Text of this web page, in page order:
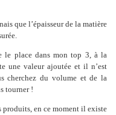
que l’épaisseur de la matière
le place dans mon top 3, à la
une valeur ajoutée et il n’est
cherchez du volume et de la
tourner !
produits, en ce moment il existe